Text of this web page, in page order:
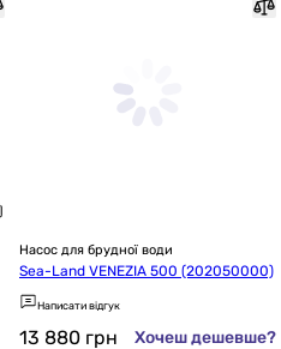
Насос для брудної води
Sea-Land VENEZIA 500 (202050000)
Написати відгук
13 880 грн Хочеш дешевше?